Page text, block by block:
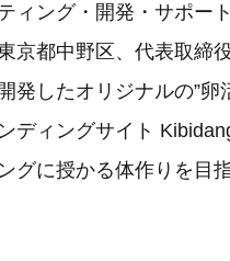
ィング・開発・サポー
京都中野区、代表取締
発したオリジナルの”
ディングサイト
グに授かる体作りを目